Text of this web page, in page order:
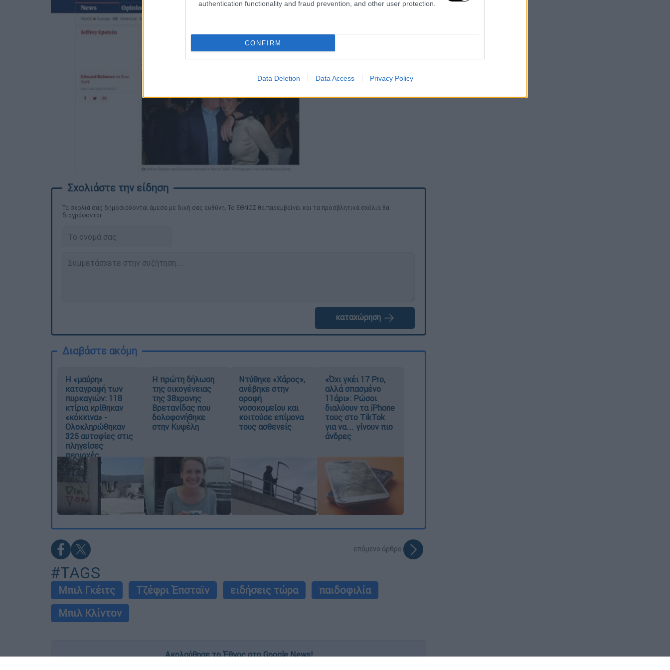
authentication functionality and fraud prevention, and other user protection.
CONFIRM
Data Deletion Data Access Privacy Policy
video
Τα σχολιά σας δημοσιεύονται άμεσα με δική σας ευθύνη. Το ΕΘΝΟΣ θα παρεμβαίνει και τα προσβλητικά σχόλια θα
διαγράφονται
καταχώρηση
Διαβάστε ακόμη
Η «μαύρη»
καταγραφή των
πυρκαγιών: 118
κτίρια κρίθηκαν
«κόκκινα» -
Ολοκληρώθηκαν
325 αυτοψίες στις
πληγείσες
περιοχές
Η πρώτη δήλωση
της οικογένειας
της 38χρονης
Βρετανίδας που
δολοφονήθηκε
στην Κυψέλη
Ντύθηκε «Χάρος»,
ανέβηκε στην
οροφή
νοσοκομείου και
κοιτούσε επίμονα
τους ασθενείς
«Όχι γκέι 17 Pro,
αλλά σπασμένο
11άρι»: Ρώσοι
διαλύουν τα iPhone
τους στο TikTok
για να... γίνουν πιο
άνδρες
επόμενο άρθρο
#TAGS
Μπιλ Γκέιτς Τζέφρι Έπσταϊν ειδήσεις τώρα
παιδοφιλία
Μπιλ Κλίντον
Ακολούθησε το Έθνος στο Google News!